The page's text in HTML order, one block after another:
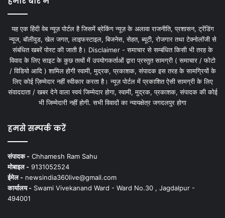
यह एक हिंदी वेब न्यूज़ पोर्टल है जिसमें ब्रेकिंग न्यूज़ के अलावा राजनीति, प्रशासन, ट्रेंडिंग
न्यूज, बॉलीवुड, खेल जगत, लाइफस्टाइल, बिजनेस, सेहत, ब्यूटी, रोजगार तथा टेक्नोलॉजी से
संबंधित खबरें पोस्ट की जाती है। Disclaimer - समाचार से सम्बंधित किसी भी तरह के
विवाद के लिए साइट के कुछ तत्वों में उपयोगकर्ताओं द्वारा प्रस्तुत सामग्री ( समाचार / फोटो
/ विडियो आदि ) शामिल होगी स्वामी, मुद्रक, प्रकाशक, संपादक इस तरह के सामग्रियों के
लिए कोई ज़िम्मेदार नहीं स्वीकार करता है। न्यूज़ पोर्टल में प्रकाशित ऐसी सामग्री के लिए
संवाददाता / खबर देने वाला स्वयं जिम्मेदार होगा, स्वामी, मुद्रक, प्रकाशक, संपादक की कोई
भी जिम्मेदारी नहीं होगी. सभी विवादों का न्यायक्षेत्र जगदलपुर होगा
हमसे सम्पर्क करें
संपादक - Chhamesh Ram Sahu
मोबाइल - 9131052524
ईमेल - newsindia360live@gmail.com
कार्यालय - Swami Vivekanand Ward - Ward No.30 , Jagdalpur -
494001